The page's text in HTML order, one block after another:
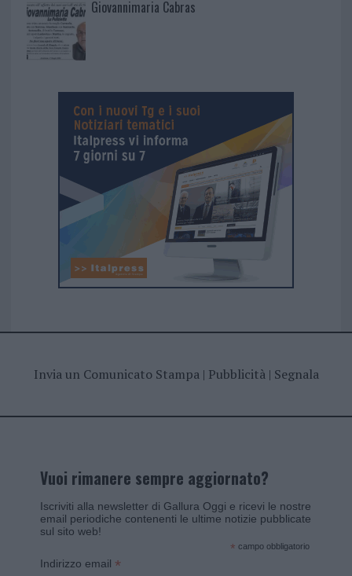
Giovannimaria Cabras
Invia un Comunicato Stampa| Pubblicità| Segnala
Vuoi rimanere sempre aggiornato?
Iscriviti alla newsletter di Gallura Oggi e ricevi le nostre
email periodiche contenenti le ultime notizie pubblicate
sul sito web!
* campo obbligatorio
Indirizzo email *